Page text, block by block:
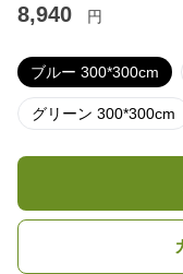
8,940 円
ブルー 300*300cm
グリーン 300*300cm